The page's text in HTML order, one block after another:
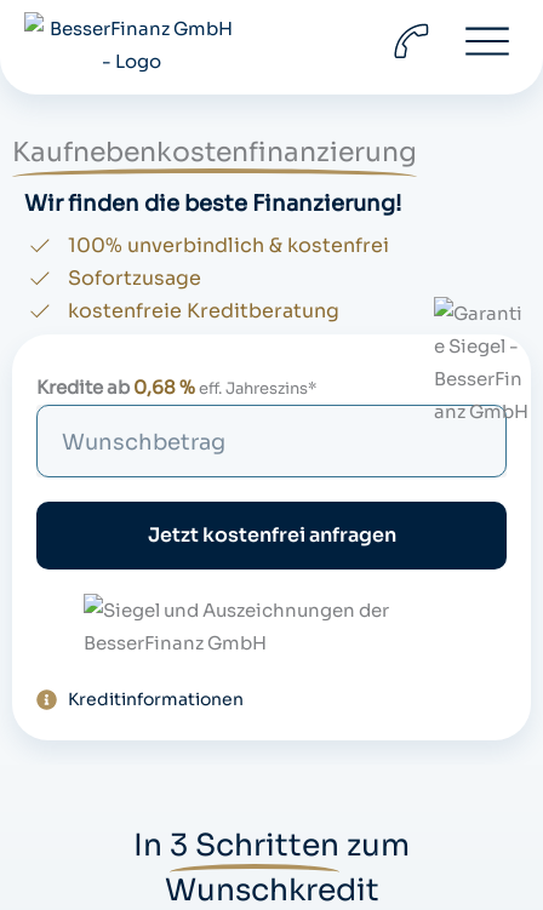
Zum
springen
Kaufnebenkostenfinanzierung
Wir finden die beste Finanzierung!
100% unverbindlich & kostenfrei
Sofortzusage
kostenfreie Kreditberatung
Kredite ab 0,68 %eff. Jahreszins*
S
c
h
Jetzt kostenfrei anfragen
Kreditinformationen
In 3 Schritten zum
Wunschkredit